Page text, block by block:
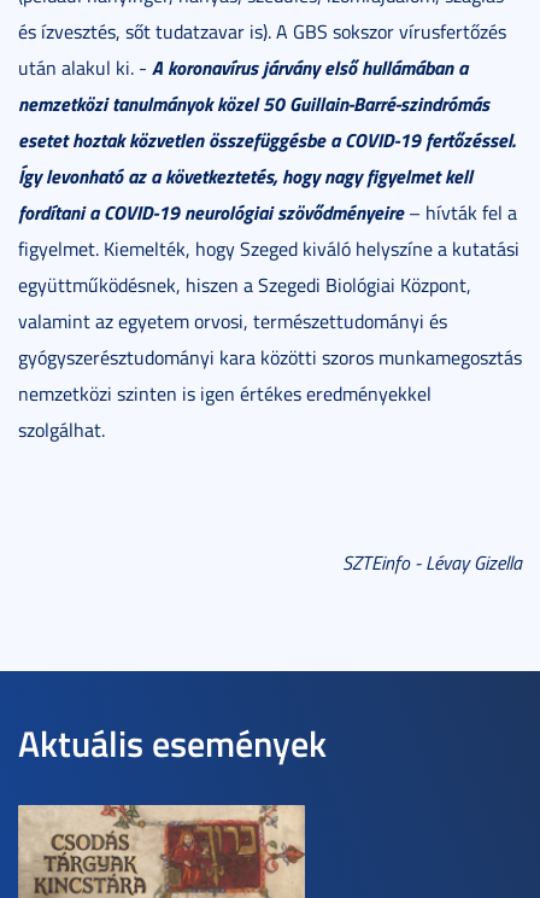
és ízvesztés, sőt tudatzavar is). A GBS sokszor vírusfertőzés
után alakul ki. - A koronavírus járvány első hullámában a
nemzetközi tanulmányok közel 50 Guillain-Barré-szindrómás
esetet hoztak közvetlen összefüggésbe a COVID-19 fertőzéssel.
Így levonható az a következtetés, hogy nagy figyelmet kell
fordítani a COVID-19 neurológiai szövődményeire– hívták fel a
figyelmet. Kiemelték, hogy Szeged kiváló helyszíne a kutatási
együttműködésnek, hiszen a Szegedi Biológiai Központ,
valamint az egyetem orvosi, természettudományi és
gyógyszerésztudományi kara közötti szoros munkamegosztás
nemzetközi szinten is igen értékes eredményekkel
szolgálhat.
SZTEinfo - Lévay Gizella
Aktuális események